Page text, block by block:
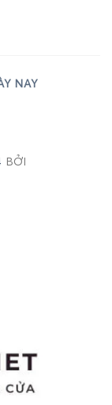
NAY
BỞI